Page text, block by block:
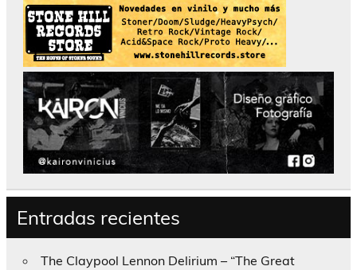
Entradas recientes
The Claypool Lennon Delirium – “The Great